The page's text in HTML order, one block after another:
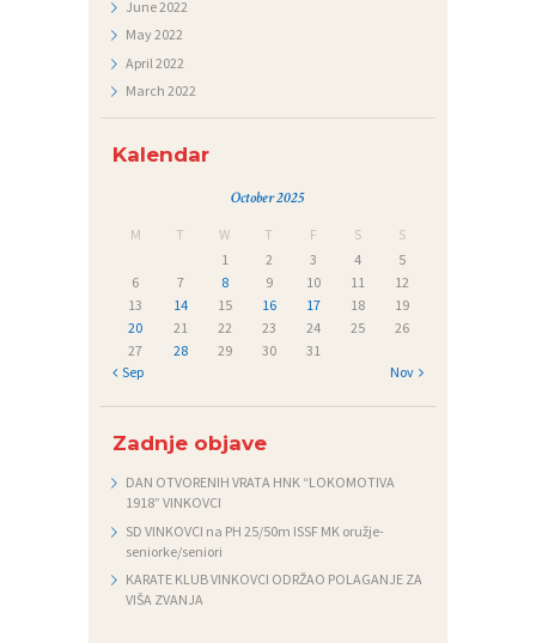
June2022
May2022
April 2022
March 2022
Kalendar
October 2025
M T W T F S
S
1
2 3 4
5
6
7 8 9 10 11
12
13
14 15 16 17 18
19
20
21 22 23 24 25
26
27
28 29 30
31
« Sep
Nov »
Zadnje objave
DAN OTVORENIH VRATA HNK “LOKOMOTIVA
1918” VINKOVCI
SD VINKOVCI na PH 25/50m ISSF MK oružje-
seniorke/seniori
KARATE KLUB VINKOVCI ODRŽAO POLAGANJE ZA
VIŠA ZVANJA